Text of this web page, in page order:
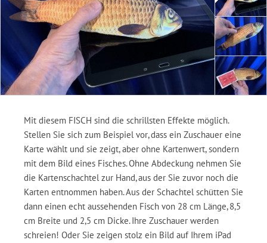
Mit diesem FISCH sind die schrillsten Effekte möglich.
Stellen Sie sich zum Beispiel vor, dass ein Zuschauer eine
Karte wählt und sie zeigt, aber ohne Kartenwert, sondern
mit dem Bild eines Fisches. Ohne Abdeckung nehmen Sie
die Kartenschachtel zur Hand, aus der Sie zuvor noch die
Karten entnommen haben. Aus der Schachtel schütten Sie
dann einen echt aussehenden Fisch von 28 cm Länge, 8,5
cm Breite und 2,5 cm Dicke. Ihre Zuschauer werden
schreien! Oder Sie zeigen stolz ein Bild auf Ihrem iPad